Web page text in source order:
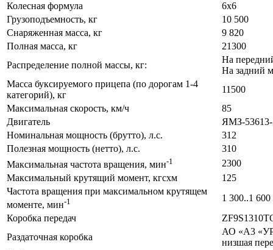
Колесная формула
6x6
Грузоподъемность, кг
10 500
Снаряженная масса, кг
9 820
Полная масса, кг
21300
Распределение полной массы, кг:
На
На задний
Масса буксируемого прицепа (по дорогам 1-4
категорий), кг
11500
Максимальная скорость, км/ч
85
Двигатель
ЯМЗ-
Номинальная мощность (брутто), л.с.
312
Полезная мощность (нетто), л.с.
310
Максимальная частота вращения, мин-1
2300
Максимальный крутящий момент, кгсхм
125
Частота вращения при максимальном крутящем
моменте, мин-1
1 300..1 600
Коробка передач
Раздаточная коробка
АО «A3
низшая